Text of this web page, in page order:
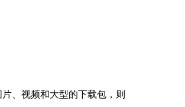
、视频和大型的下载包，则